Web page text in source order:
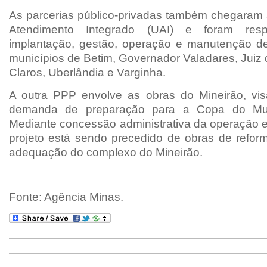
As parcerias público-privadas também
Atendimento Integrado (UAI) e foram
implantação, gestão, operação e manutenção
municípios de Betim, Governador Valadares, Juiz
Claros, Uberlândia e Varginha.
A outra PPP envolve as obras do Mineirão,
demanda de preparação para a Copa do
Mediante concessão administrativa da operação
projeto está sendo precedido de obras de
adequação do complexo do Mineirão.
Fonte: Agência Minas.